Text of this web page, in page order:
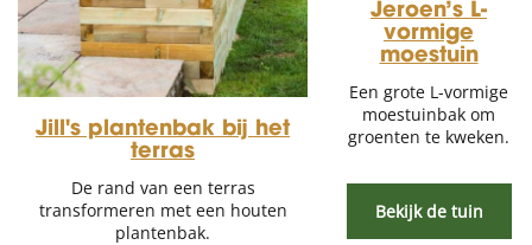
Jill's plantenbak bij het
terras
De rand van een terras
transformeren met een houten
plantenbak.
Jeroen’s L-
vormige
moestuin
Een grote L-vormige
moestuinbak om
groenten te kweken.
Bekijk de tuin